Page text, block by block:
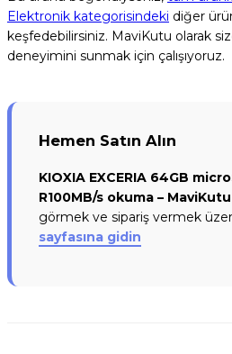
Elektronik kategorisindeki diğer
keşfedebilirsiniz. MaviKutu olarak
deneyimini sunmak için çalışıyoruz.
Hemen Satın Alın
KIOXIA EXCERIA 64GB
R100MB/s okuma – MaviKutu
görmek ve sipariş vermek
sayfasına gidin